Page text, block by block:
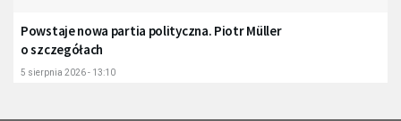
Powstaje nowa partia polityczna. Piotr Müller
o szczegółach
5 sierpnia 2026 - 13:10